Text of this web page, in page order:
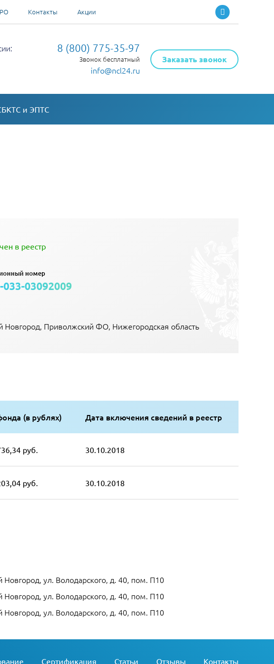
Контакты Акции
8 (800) 775-35-97
Звонок бесплатный
info@ncl24.ru
Заказать звонок
и ЭПТС
в реестр
номер
03092009
Новгород, Приволжский ФО, Нижегородская область
(в рублях) Дата включения сведений в реестр
руб. 30.10.2018
руб. 30.10.2018
ул. Володарского, д. 40, пом. П10
ул. Володарского, д. 40, пом. П10
ул. Володарского, д. 40, пом. П10
Сертификация Статьи Отзывы Контакты